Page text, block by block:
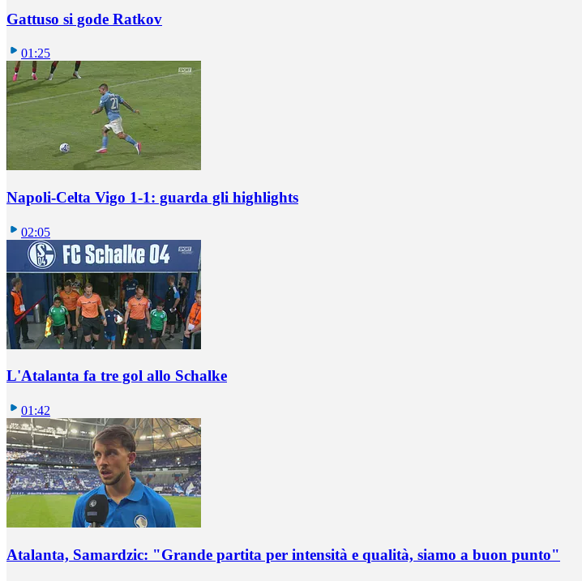
Gattuso si gode Ratkov
01:25
Napoli-Celta Vigo 1-1: guarda gli highlights
02:05
L'Atalanta fa tre gol allo Schalke
01:42
Atalanta, Samardzic: "Grande partita per intensità e qualità, siamo a buon punto"